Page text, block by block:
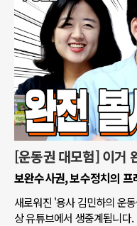
[운동권 대모험] 이거
보완수사권, 보수정치의
새로워진 '용사 김민하의 운
상 유튜브에서 생중계됩니다.